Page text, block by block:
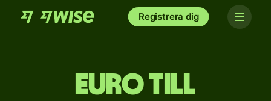
Registrera dig
Euro till